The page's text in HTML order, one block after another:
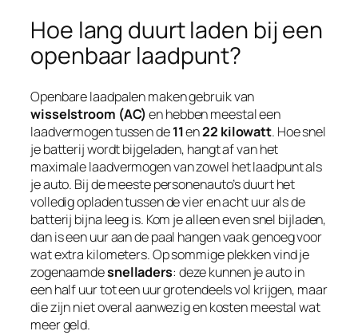
Hoe lang duurt laden bij een
openbaar laadpunt?
Openbare laadpalen maken gebruik van
wisselstroom (AC) en hebben meestal een
laadvermogen tussen de11en22 kilowatt. Hoe snel
je batterij wordt bijgeladen, hangt af van het
maximale laadvermogen van zowel het laadpunt als
je auto. Bij de meeste personenauto’s duurt het
volledig opladen tussen de vier en acht uur als de
batterij bijna leeg is. Kom je alleen even snel bijladen,
dan is een uur aan de paal hangen vaak genoeg voor
wat extra kilometers. Op sommige plekken vind je
zogenaamdesnelladers: deze kunnen je auto in
een half uur tot een uur grotendeels vol krijgen, maar
die zijn niet overal aanwezig en kosten meestal wat
meer geld.